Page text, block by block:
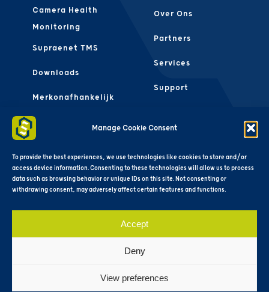
Manage Cookie Consent
To provide the best experiences, we use technologies like cookies to store and/or
access device information. Consenting to these technologies will allow us to process
data such as browsing behavior or unique IDs on this site. Not consenting or
withdrawing consent, may adversely affect certain features and functions.
Accept
Deny
View preferences
Camera Health
Monitoring
Supraenet TMS
Downloads
Merkonafhankelijk
FAQS
Over Ons
Partners
Services
Support
Algemene